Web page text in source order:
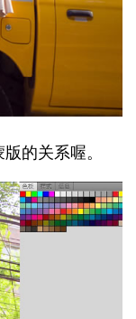
的关系喔。